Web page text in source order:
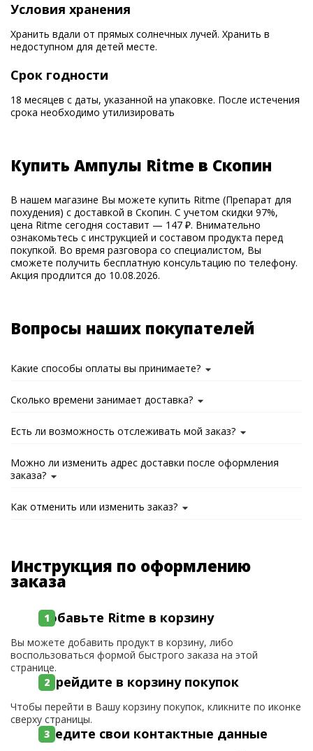
Условия хранения
Хранить вдали от прямых солнечных лучей. Хранить в
недоступном для детей месте.
Срок годности
18 месяцев с даты, указанной на упаковке. После истечения
срока необходимо утилизировать
Купить Ампулы Ritme в Скопин
В нашем магазине Вы можете купить Ritme (Препарат для
похудения) с доставкой в Скопин. С учетом скидки 97%,
цена Ritme сегодня составит — 147 ₽. Внимательно
ознакомьтесь с инструкцией и составом продукта перед
покупкой. Во время разговора со специалистом, Вы
сможете получить бесплатную консультацию по телефону.
Акция продлится до 10.08.2026.
Вопросы наших покупателей
Какие способы оплаты вы принимаете?
Сколько времени занимает доставка?
Есть ли возможность отслеживать мой заказ?
Можно ли изменить адрес доставки после оформления
заказа?
Как отменить или изменить заказ?
Инструкция по оформлению
заказа
Добавьте Ritme в корзину
Вы можете добавить продукт в корзину, либо
воспользоваться формой быстрого заказа на этой
странице.
Перейдите в корзину покупок
Чтобы перейти в Вашу корзину покупок, кликните по иконке
сверху страницы.
Введите свои контактные данные